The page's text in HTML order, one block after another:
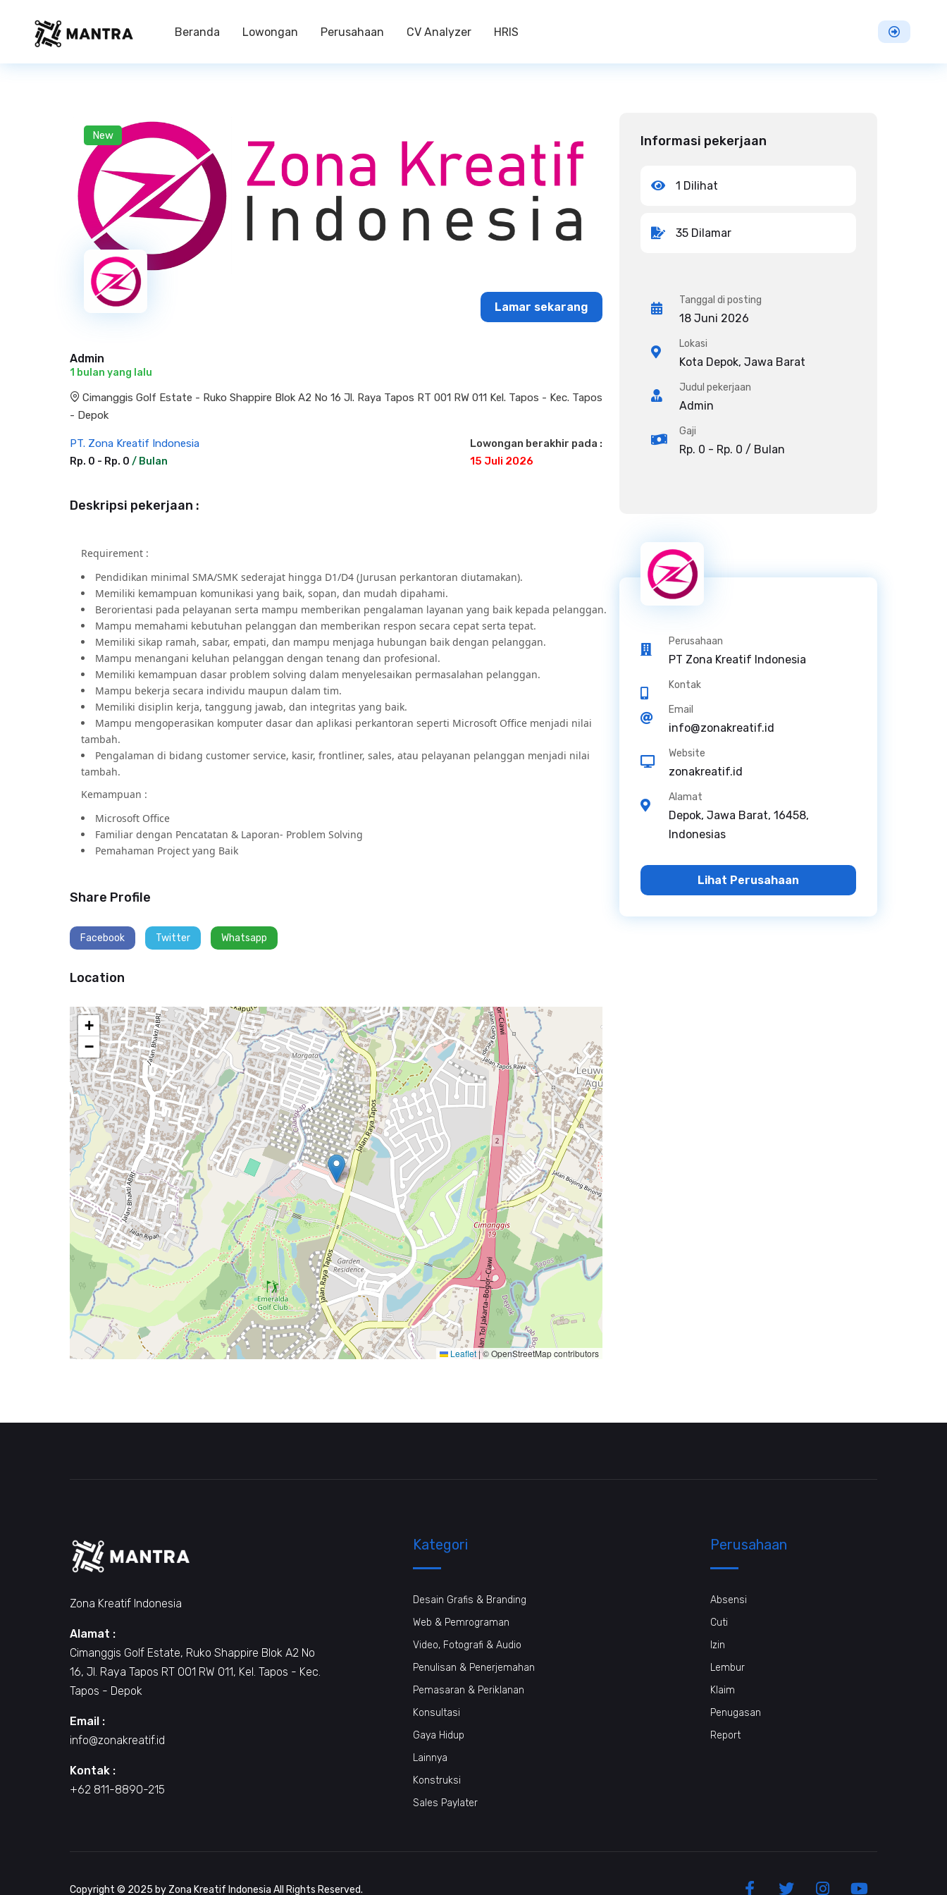
Beranda Lowongan Perusahaan CV Analyzer HRIS
New
Admin
1 bulan yang lalu
Cimanggis Golf Estate - Ruko Shappire Blok A2 No 16 Jl. Raya Tapos RT 001 RW 011 Kel. Tapos - Kec. Tapos
- Depok
PT. Zona Kreatif Indonesia
Rp. 0 - Rp. 0 / Bulan
Lowongan berakhir pada :
15 Juli 2026
Lamar sekarang
Deskripsi pekerjaan :
Requirement :
Pendidikan minimal SMA/SMK sederajat hingga D1/D4 (Jurusan perkantoran diutamakan).
Memiliki kemampuan komunikasi yang baik, sopan, dan mudah dipahami.
Berorientasi pada pelayanan serta mampu memberikan pengalaman layanan yang baik kepada pelanggan.
Mampu memahami kebutuhan pelanggan dan memberikan respon secara cepat serta tepat.
Memiliki sikap ramah, sabar, empati, dan mampu menjaga hubungan baik dengan pelanggan.
Mampu menangani keluhan pelanggan dengan tenang dan profesional.
Memiliki kemampuan dasar problem solving dalam menyelesaikan permasalahan pelanggan.
Mampu bekerja secara individu maupun dalam tim.
Memiliki disiplin kerja, tanggung jawab, dan integritas yang baik.
Mampu mengoperasikan komputer dasar dan aplikasi perkantoran seperti Microsoft Office menjadi nilai
tambah.
Pengalaman di bidang customer service, kasir, frontliner, sales, atau pelayanan pelanggan menjadi nilai
tambah.
Kemampuan :
Microsoft Office
Familiar dengan Pencatatan & Laporan- Problem Solving
Pemahaman Project yang Baik
Share Profile
Facebook Twitter Whatsapp
Location
+
−
Leaflet|© OpenStreetMap contributors
Informasi pekerjaan
1 Dilihat
35 Dilamar
Tanggal di posting
18 Juni 2026
Lokasi
Kota Depok, Jawa Barat
Judul pekerjaan
Admin
Gaji
Rp. 0 - Rp. 0 / Bulan
Perusahaan
PT Zona Kreatif Indonesia
Kontak
Email
info@zonakreatif.id
Website
zonakreatif.id
Alamat
Depok, Jawa Barat, 16458,
Indonesias
Lihat Perusahaan
Zona Kreatif Indonesia
Alamat :
Cimanggis Golf Estate, Ruko Shappire Blok A2 No
16, Jl. Raya Tapos RT 001 RW 011, Kel. Tapos - Kec.
Tapos - Depok
Email :
info@zonakreatif.id
Kontak :
+62 811-8890-215
Kategori
Desain Grafis & Branding
Web & Pemrograman
Video, Fotografi & Audio
Penulisan & Penerjemahan
Pemasaran & Periklanan
Konsultasi
Gaya Hidup
Lainnya
Konstruksi
Sales Paylater
Perusahaan
Absensi
Cuti
Izin
Lembur
Klaim
Penugasan
Report
Copyright © 2025 by Zona Kreatif Indonesia All Rights Reserved.